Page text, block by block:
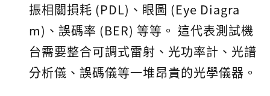
振相關損耗 (PDL)、眼圖 (Eye Diagra
m)、誤碼率 (BER) 等等。 這代表測試機
台需要整合可調式雷射、光功率計、光譜
分析儀、誤碼儀等一堆昂貴的光學儀器。